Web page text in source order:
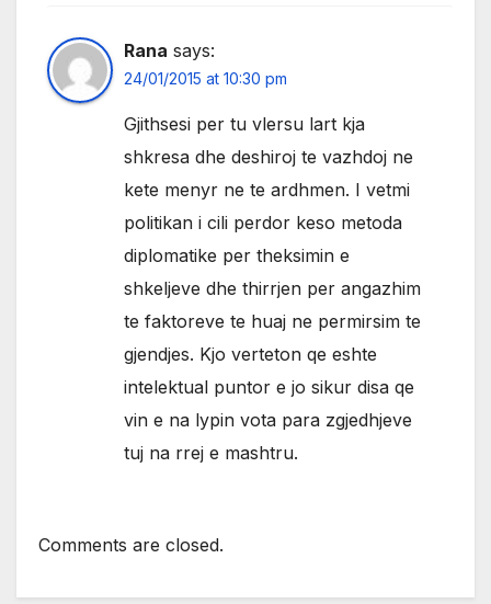
Rana says:
24/01/2015 at 10:30 pm
Gjithsesi per tu vlersu lart kja
shkresa dhe deshiroj te vazhdoj ne
kete menyr ne te ardhmen. I vetmi
politikan i cili perdor keso metoda
diplomatike per theksimin e
shkeljeve dhe thirrjen per angazhim
te faktoreve te huaj ne permirsim te
gjendjes. Kjo verteton qe eshte
intelektual puntor e jo sikur disa qe
vin e na lypin vota para zgjedhjeve
tuj na rrej e mashtru.
Comments are closed.